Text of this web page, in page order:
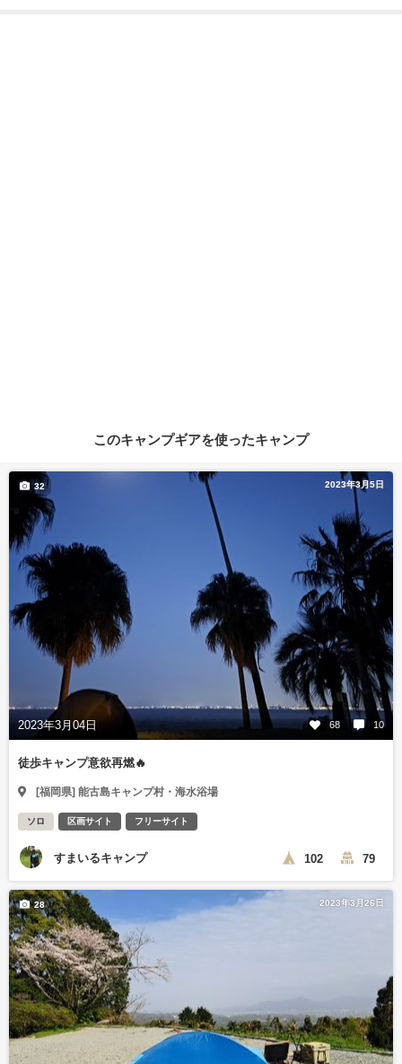
このキャンプギアを使ったキャンプ
2023年3月5日
2023年3月04日 68 10
32
徒歩キャンプ意欲再燃🔥
[福岡県] 能古島キャンプ村・海水浴場
ソロ 区画サイト フリーサイト
すまいるキャンプ 102 79
2023年3月26日
28